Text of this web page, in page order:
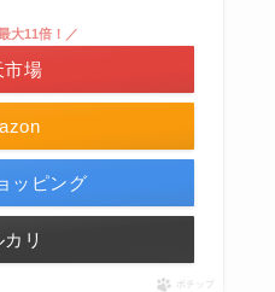
大11倍！／
市場
ッピング
リ
ポチップ